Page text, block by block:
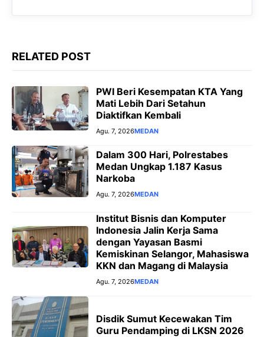
r
RELATED POST
PWI Beri Kesempatan KTA Yang
Mati Lebih Dari Setahun
Diaktifkan Kembali
Agu. 7, 2026MEDAN
Dalam 300 Hari, Polrestabes
Medan Ungkap 1.187 Kasus
Narkoba
Agu. 7, 2026MEDAN
Institut Bisnis dan Komputer
Indonesia Jalin Kerja Sama
dengan Yayasan Basmi
Kemiskinan Selangor, Mahasiswa
KKN dan Magang di Malaysia
Agu. 7, 2026MEDAN
Disdik Sumut Kecewakan Tim
Guru Pendamping di LKSN 2026